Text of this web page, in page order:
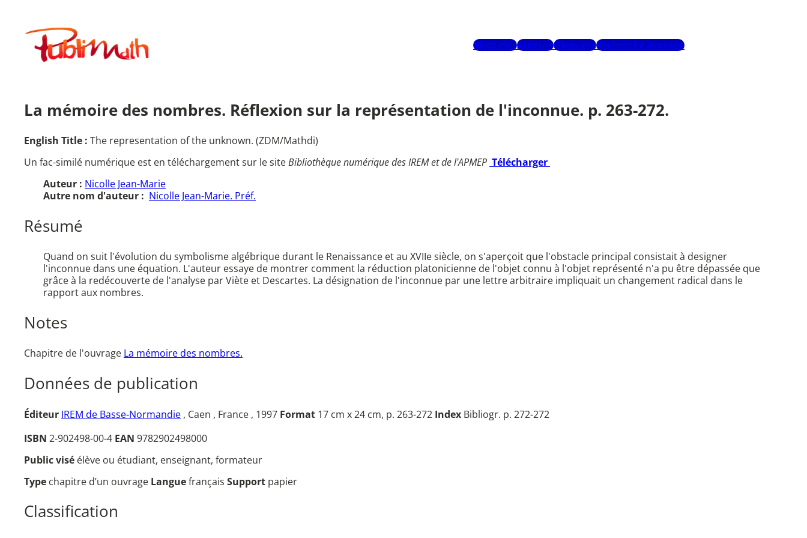
contenuPublimath
Mots-clésAuteursGlossaireRecherche avancée
La mémoire des nombres. Réflexion sur la représentation de l'inconnue. p. 263-272.
English Title : The representation of the unknown. (ZDM/Mathdi)
Un fac-similé numérique est en téléchargement sur le siteBibliothèque numérique des IREM et de l'APMEP Télécharger
Auteur : Nicolle Jean-Marie
Autre nom d'auteur : Nicolle Jean-Marie. Préf.
Résumé
Quand on suit l'évolution du symbolisme algébrique durant le Renaissance et au XVIIe siècle, on s'aperçoit que l'obstacle principal consistait à designer
l'inconnue dans une équation. L'auteur essaye de montrer comment la réduction platonicienne de l'objet connu à l'objet représenté n'a pu être dépassée que
grâce à la redécouverte de l'analyse par Viète et Descartes. La désignation de l'inconnue par une lettre arbitraire impliquait un changement radical dans le
rapport aux nombres.
Notes
Chapitre de l'ouvrage La mémoire des nombres.
Données de publication
Éditeur IREM de Basse-Normandie , Caen , France , 1997 Format 17 cm x 24 cm, p. 263-272 Index Bibliogr. p. 272-272
ISBN 2-902498-00-4 EAN 9782902498000
Public visé élève ou étudiant, enseignant, formateur
Type chapitre d’un ouvrage Languefrançais Support papier
Classification